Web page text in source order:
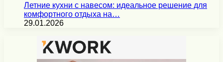
Летние кухни с навесом: идеальное решение для
комфортного отдыха на…
29.01.2026